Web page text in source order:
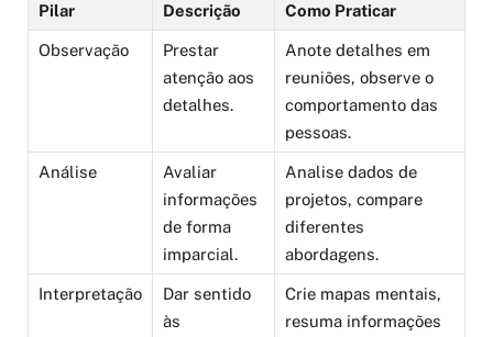
Pilar Descrição Como Praticar
Observação
Prestar
atenção aos
detalhes.
Anote detalhes em
reuniões, observe o
comportamento das
pessoas.
Análise
Avaliar
informações
de forma
imparcial.
Analise dados de
projetos, compare
diferentes
abordagens.
Interpretação
Dar sentido
às
Crie mapas mentais,
resuma informações